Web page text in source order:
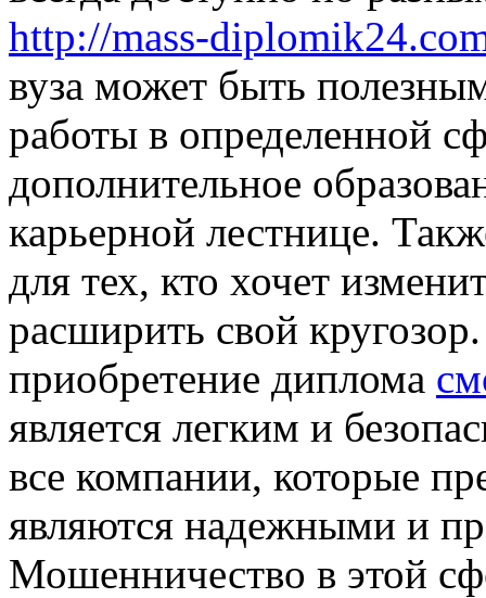
http://mass-
вуза может быть
работы в определенной
дополнительное
карьерной лестнице.
для тех, кто хочет
расширить свой
приобретение диплома
является легким и
все компании, которые
являются надежными и
Мошенничество в этой